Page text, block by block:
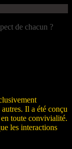
de chacun ?
autres. Il a été conçu
toute convivialité.
les interactions